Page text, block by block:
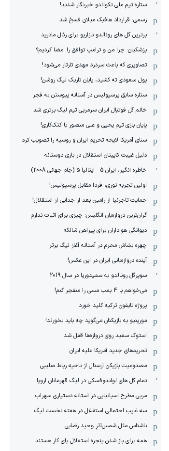
ستاره تیم ملی تکواندو خبرنگار شدند!
رسمی: قرارداد هافبک میلان فسخ شد
برترین گل های رونالدو نازاریو برای رئال مادرید
پزشکیان: چرا من و ترامپ توافق را امضا کردیم؟
تصاویری که باعث سردرد مهدی تارتار می‌شود!
پول سعودی ته کشید، پایان تاریک لیگ روشن!
ستاره سابق پرسپولیس در آستانه پیوستن به فجر
خانم گل فوتبال ایران سرمربی تیم لیگ برتری شد
پایان بازی تیم یحیی و علی منصور با کتک‌کاری!
سنای آمریکا لایحه تحریم ایران و روسیه را تصویب کرد
دلیل غیبت کاپیتان استقلال در بازی دوستانه
خاطره انگیز، ایران 5 - ایتالیا 5 (جام جهانی 2008)
اولین تجربه نوری، فردا مقابل پرسپولیس!
حمایت تاجرنیا از رامین بعد از جدایی از استقلال!
گران‌ترین دروازه‌بان انگلیس: چیزی برای اثبات ندارم
دیوانگی هواداران برای پیراهن شالکه
چهره بشاش محرم در آستانه آغاز لیگ برتر
آینده دروازه‌بانی ایران در این عکس!
سوپرگل رونالدو به سمپدوریا در سال 2019
می‌خواهم با 4 بمب مسی را منفجر کنم!
پروژه تایفون ترکیه کلید خورد
مورینیو به بازیکنان می‌گوید چه باید بخورند!
استوک سعید روی دروازه‌ها قفل شد
تحریم‌های جدید آمریکا علیه ایران
مصدومیت بازیکن آرسنال از ناحیه رباط صلیبی
تمام گل های لواندوفسکی در لیگ قهرمانان اروپا
مربی مطرح اسپانیایی در آستانه دستیاری سهراب
سه غایب احتمالی استقلال در هفته نخست لیگ
ناشناس مثل شمس‌آذرِ وحید رضایی
همه برای باز شدن پنجره استقلال پای کار هستند